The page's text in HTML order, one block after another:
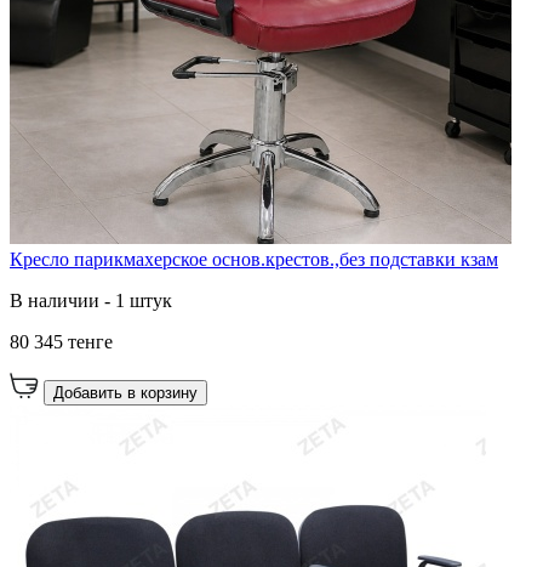
Кресло парикмахерское основ.крестов.,без подставки кзам
В наличии - 1 штук
80 345 тенге
Добавить в корзину